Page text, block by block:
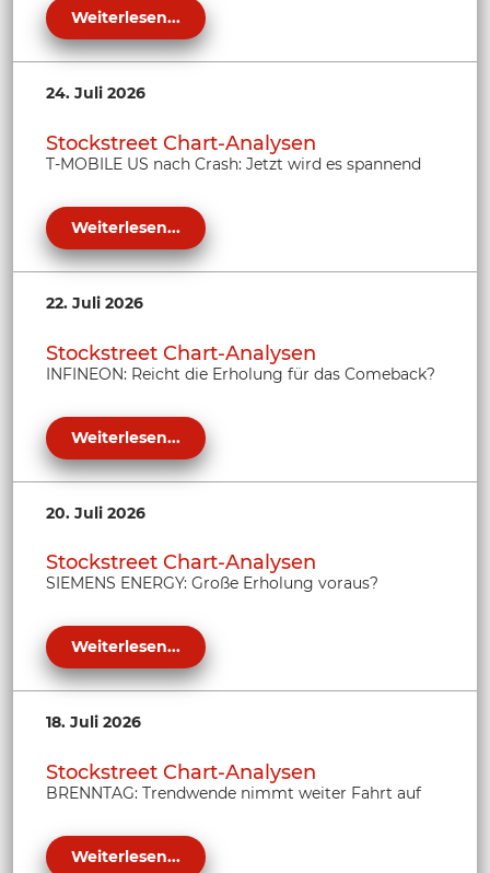
Weiterlesen...
24. Juli 2026
Stockstreet Chart-Analysen
T-MOBILE US nach Crash: Jetzt wird es spannend
Weiterlesen...
22. Juli 2026
Stockstreet Chart-Analysen
INFINEON: Reicht die Erholung für das Comeback?
Weiterlesen...
20. Juli 2026
Stockstreet Chart-Analysen
SIEMENS ENERGY: Große Erholung voraus?
Weiterlesen...
18. Juli 2026
Stockstreet Chart-Analysen
BRENNTAG: Trendwende nimmt weiter Fahrt auf
Weiterlesen...